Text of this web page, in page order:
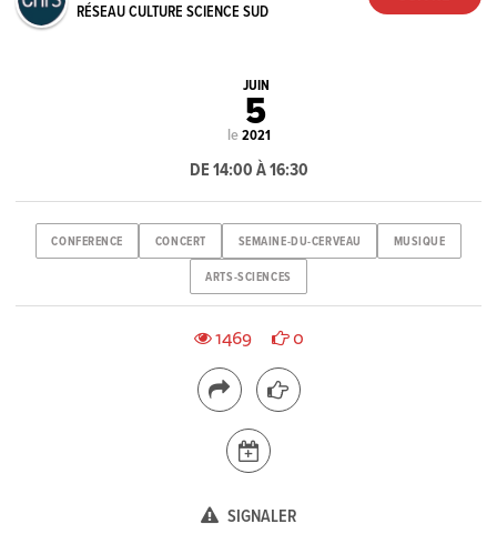
RÉSEAU CULTURE SCIENCE SUD
le
JUIN
5
2021
DE 14:00 À 16:30
CONFERENCE CONCERT SEMAINE-DU-CERVEAU MUSIQUE
ARTS-SCIENCES
1469 0
SIGNALER